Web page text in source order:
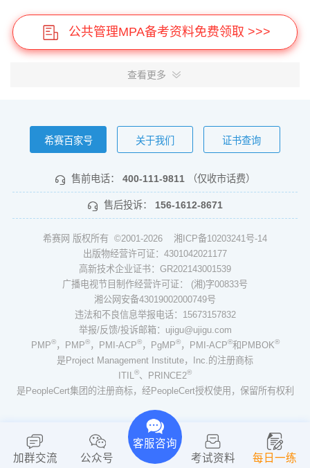
公共管理MPA备考资料免费领取 >>>
查看更多
希赛百家号 关于我们 证书查询
售前电话： 400-111-9811 （仅收市话费）
售后投诉： 156-1612-8671
希赛网 版权所有 ©2001-2026 湘ICP备10203241号-14
出版物经营许可证：4301042021177
高新技术企业证书：GR202143001539
广播电视节目制作经营许可证： (湘)字00833号
湘公网安备43019002000749号
违法和不良信息举报电话：15673157832
举报/反馈/投诉邮箱：ujigu@ujigu.com
PMP®，PMP®，PMI-ACP®，PgMP®，PMI-ACP®和PMBOK®
是Project Management Institute，Inc.的注册商标
ITIL®、PRINCE2®
是PeopleCert集团的注册商标，经PeopleCert授权使用，保留所有权利
加群交流 公众号
客服咨询
考试资料
每日一练